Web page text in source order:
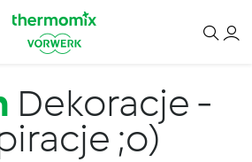
Dekoracje -
;o)